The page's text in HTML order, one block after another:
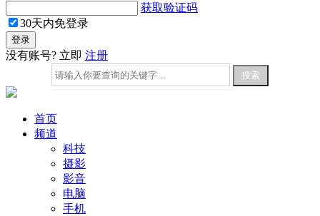
获取验证码
30天内免登录
没有账号? 立即 注册
首页
频道
科技
摄影
影音
电脑
手机